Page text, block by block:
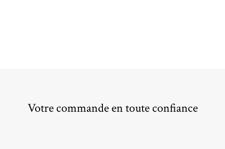
Votre commande en toute confiance